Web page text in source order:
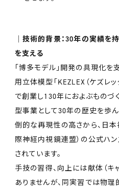
│技術的背景：30年の実績を
を支える
「博多モデル」開発の具現化
用立体模型「KEZLEX（ケズレッ
で創業し130年におよぶものづ
型事業として30年の歴史を歩ん
倒的な再現性の高さから、日
際神経内視鏡連盟）の公式ハ
されています。
手技の習得、向上には献体（キ
ありませんが、同実習では物